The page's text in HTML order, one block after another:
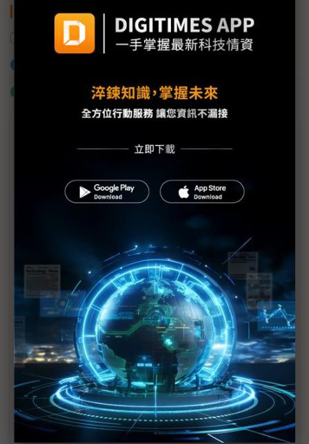
關鍵字
智慧型手機
什麼是「關鍵字追蹤」
Touch Taiwan跨域整合秀創新 顯示供應鏈展威風
東捷科技克服Mini/Micro LED產線效率與良率挑戰
KLA提供製程端到端解決方案 瞄準Micro LED的量產
Boréas將智慧型手機帶入個人化新世代
倍福與Manz兩強聯手亮相Touch Taiwan
元宇宙商機逐步發酵 Micro LED技術扮演關鍵角色
永光化學熱烈擁抱元宇宙趨勢 迎接50周年邁向新里程